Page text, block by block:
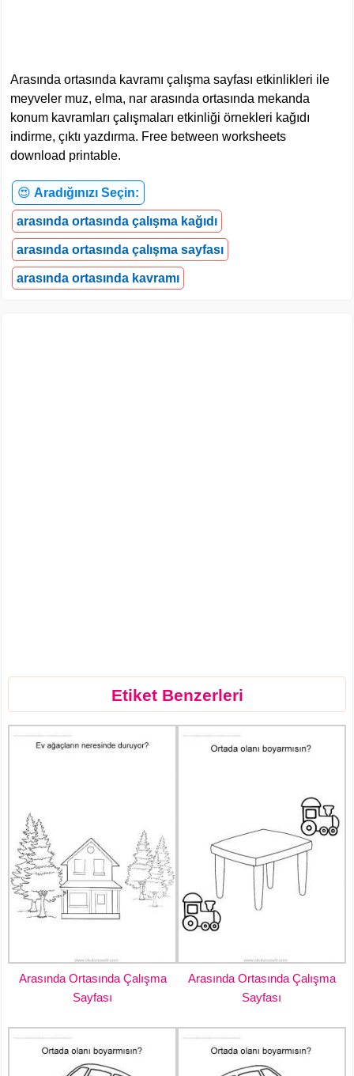
Arasında ortasında kavramı çalışma sayfası etkinlikleri ile
meyveler muz, elma, nar arasında ortasında mekanda
konum kavramları çalışmaları etkinliği örnekleri kağıdı
indirme, çıktı yazdırma. Free between worksheets
download printable.
😍 Aradığınızı Seçin:
arasında ortasında çalışma kağıdı
arasında ortasında çalışma sayfası
arasında ortasında kavramı
Etiket Benzerleri
Arasında Ortasında Çalışma
Sayfası
Arasında Ortasında Çalışma
Sayfası